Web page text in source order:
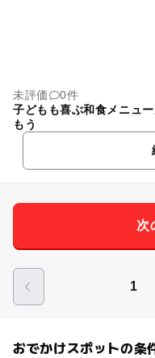
未評価
0件
子どもも喜ぶ和食メニュ
もう
次
1
おでかけスポットの条